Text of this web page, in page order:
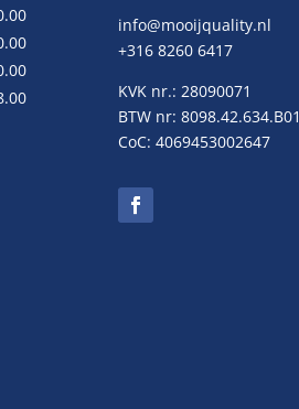
info@mooijquality.nl
+316 8260 6417
KVK nr.: 28090071
BTW nr: 8098.42.634.B01
CoC: 4069453002647